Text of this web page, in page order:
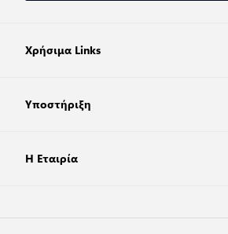
Χρήσιμα Links
Υποστήριξη
Η Εταιρία